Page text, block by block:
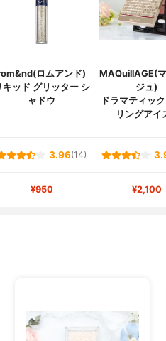
ロムアンド)
キッド グリッター シ
ャドウ
MAQuillAGE(
ジュ)
ドラマティッ
リングアイ
3.96(14)
¥950 ¥2,100